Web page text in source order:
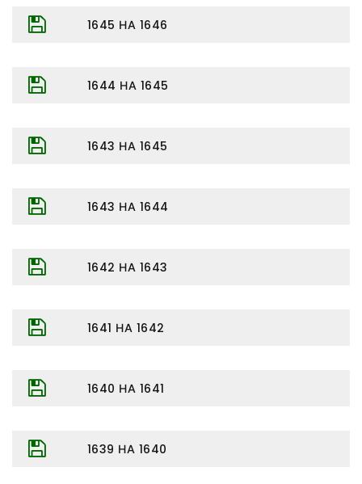
1645 НА 1646
1644 НА 1645
1643 НА 1645
1643 НА 1644
1642 НА 1643
1641 НА 1642
1640 НА 1641
1639 НА 1640